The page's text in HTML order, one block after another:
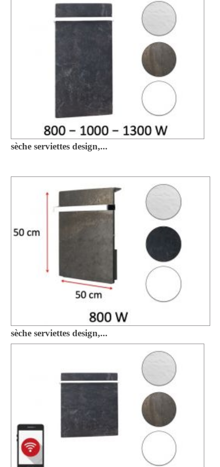
sèche serviettes design,...
sèche serviettes design,...